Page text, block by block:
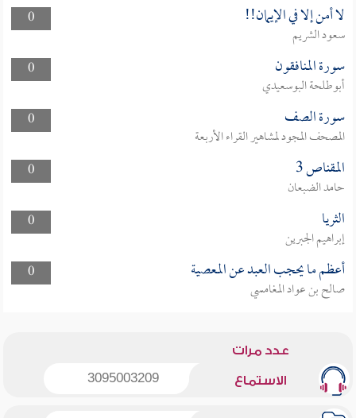
0
لا أمن إلا في الإيمان!!
سعود الشريم
0
سورة المنافقون
أبوطلحة البوسعيدي
0
سورة الصف
المصحف المجود لمشاهير القراء الأربعة
0
المقناص 3
حامد الضبعان
0
الثريا
إبراهيم الجبرين
0
أعظم ما يحجب العبد عن المعصية
صالح بن عواد المغامسي
عدد مرات
الاستماع 3095003209